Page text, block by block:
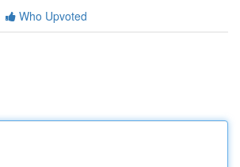
Who Upvoted